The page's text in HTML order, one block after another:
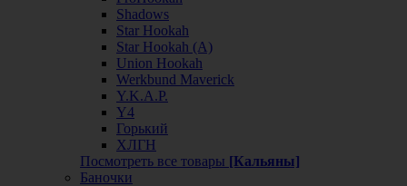
Shadows
Star Hookah
Star Hookah (А)
Union Hookah
Werkbund Maverick
Y.K.A.P.
Y4
Горький
ХЛГН
Посмотреть все товары [Кальяны]
Баночки